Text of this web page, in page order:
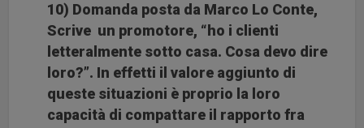
10) Domanda posta da Marco Lo Conte,
Scrive un promotore, “ho i clienti
letteralmente sotto casa. Cosa devo dire
loro?”. In effetti il valore aggiunto di
queste situazioni è proprio la loro
capacità di compattare il rapporto fra